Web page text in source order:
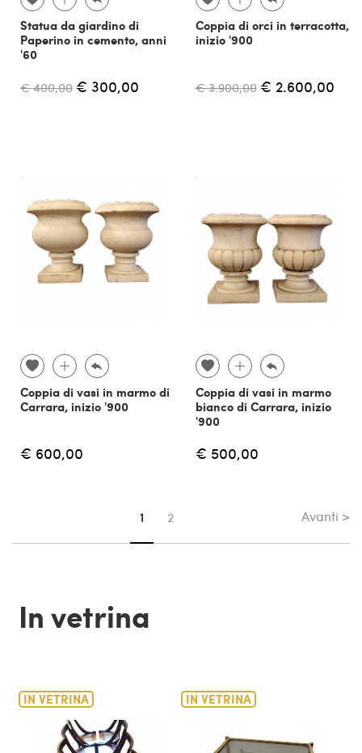
Statua da giardino di
Paperino in cemento, anni
'60
€ 400,00 € 300,00
Coppia di orci in terracotta,
inizio '900
€ 3.900,00 € 2.600,00
Coppia di vasi in marmo di
Carrara, inizio '900
€ 600,00
Coppia di vasi in marmo
bianco di Carrara, inizio
'900
€ 500,00
Sei su pagina
1 2 Avanti >
In vetrina
IN VETRINA IN VETRINA